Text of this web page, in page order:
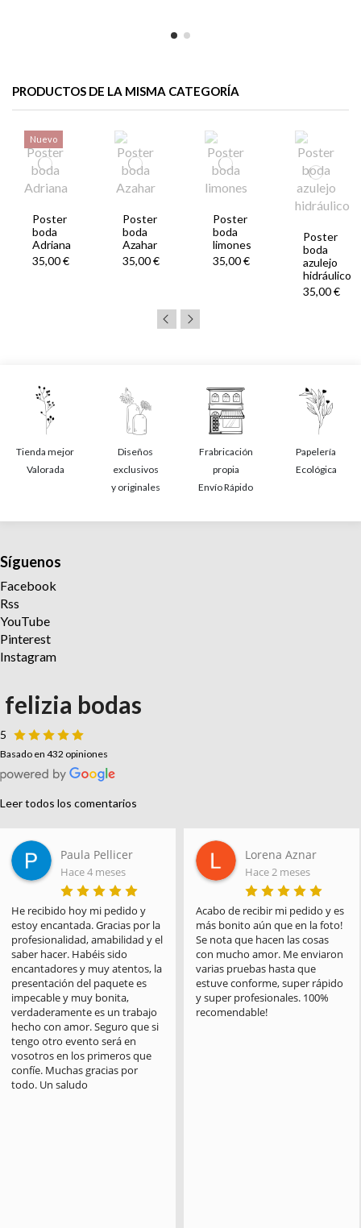
PRODUCTOS DE LA MISMA CATEGORÍA
Nuevo
Poster
boda
Adriana
35,00 €
Poster
boda
Azahar
35,00 €
Poster
boda
limones
35,00 €
Poster
boda
azulejo
hidráulico
35,00 €
Tienda mejor
Valorada
Diseños
exclusivos
y originales
Frabricación
propia
Envío Rápido
Papelería
Ecológica
Síguenos
Facebook
Rss
YouTube
Pinterest
Instagram
felizia bodas
5
Basado en 432 opiniones
Leer todos los comentarios
Paula Pellicer
Hace 4 meses
He recibido hoy mi pedido y
estoy encantada. Gracias por la
profesionalidad, amabilidad y el
saber hacer. Habéis sido
encantadores y muy atentos, la
presentación del paquete es
impecable y muy bonita,
verdaderamente es un trabajo
hecho con amor. Seguro que si
tengo otro evento será en
vosotros en los primeros que
confíe. Muchas gracias por
todo. Un saludo
Lorena Aznar
Hace 2 meses
Acabo de recibir mi pedido y es
más bonito aún que en la foto!
Se nota que hacen las cosas
con mucho amor. Me enviaron
varias pruebas hasta que
estuve conforme, super rápido
y super profesionales. 100%
recomendable!